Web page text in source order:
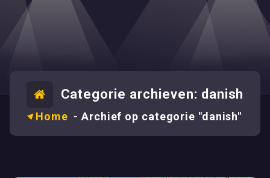
Categorie archieven: danish
Home -Archief op categorie "danish"